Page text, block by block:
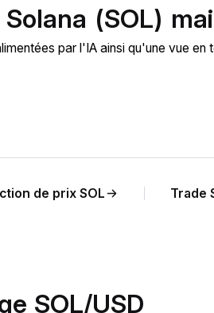
(SOL)
par l'IA ainsi qu'une vue en
de prix SOL Trade
SOL/USD